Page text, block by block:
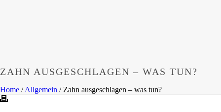
ZAHN AUSGESCHLAGEN – WAS TUN?
Home /Allgemein / Zahn ausgeschlagen – was tun?